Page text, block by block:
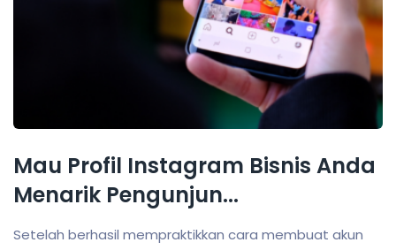
Mau Profil Instagram Bisnis Anda
Menarik Pengunjun...
Setelah berhasil mempraktikkan cara membuat akun